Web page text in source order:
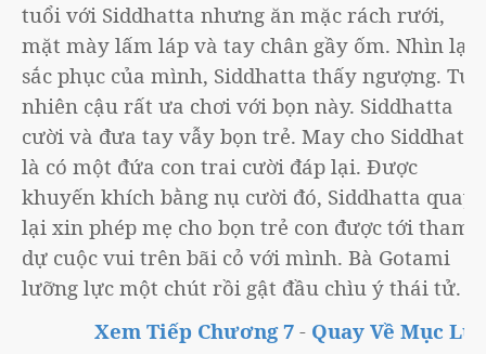
tuổi với Siddhatta nhưng ăn mặc rách rưới,
mặt mày lấm láp và tay chân gầy ốm. Nhìn lại
sắc phục của mình, Siddhatta thấy ngượng. Tuy
nhiên cậu rất ưa chơi với bọn này. Siddhatta
cười và đưa tay vẫy bọn trẻ. May cho Siddhatta
là có một đứa con trai cười đáp lại. Được
khuyến khích bằng nụ cười đó, Siddhatta quay
lại xin phép mẹ cho bọn trẻ con được tới tham
dự cuộc vui trên bãi cỏ với mình. Bà Gotami
lưỡng lực một chút rồi gật đầu chìu ý thái tử.
Xem Tiếp Chương 7 - Quay Về Mục Lục